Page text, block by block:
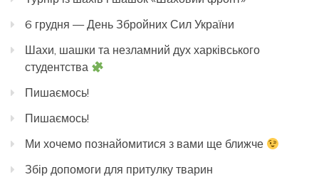
6 грудня — День Збройних Сил України
Шахи, шашки та незламний дух харківського
студентства
Пишаємось!
Пишаємось!
Ми хочемо познайомитися з вами ще ближче
Збір допомоги для притулку тварин